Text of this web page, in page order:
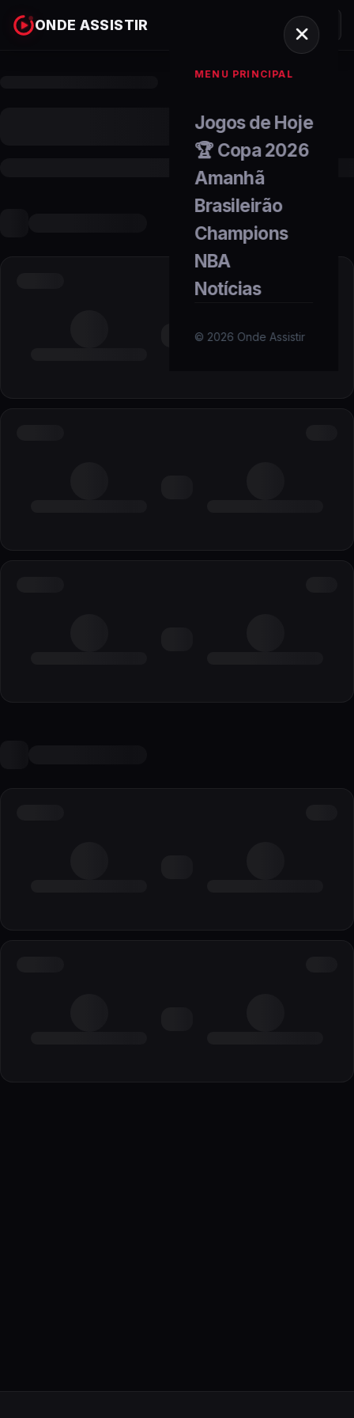
ONDE ASSISTIR
MENU PRINCIPAL
Jogos de Hoje
🏆 Copa 2026
Amanhã
Brasileirão
Champions
NBA
Notícias
© 2026 Onde Assistir